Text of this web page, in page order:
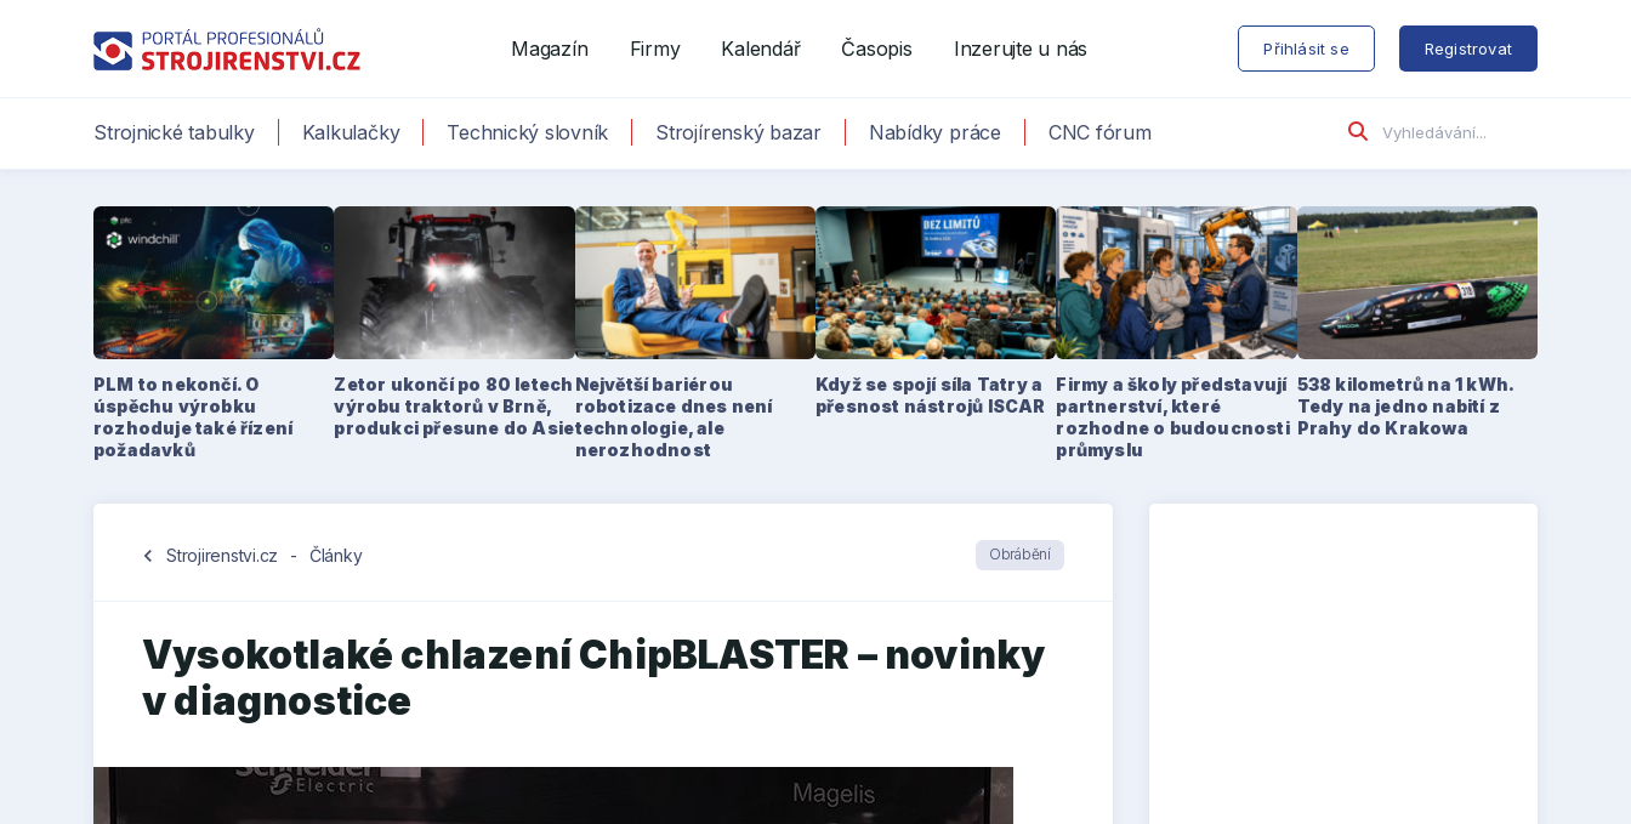
Magazín Firmy Kalendář Časopis Inzerujte u nás Přihlásit se Registrovat
Strojnické tabulky Kalkulačky Technický slovník Strojírenský bazar Nabídky práce CNC fórum
PLM to nekončí. O
úspěchu výrobku
rozhoduje také řízení
požadavků
Zetor ukončí po 80 letech
výrobu traktorů v Brně,
produkci přesune do Asie
Největší bariérou
robotizace dnes není
technologie, ale
nerozhodnost
Když se spojí síla Tatry a
přesnost nástrojů ISCAR
Firmy a školy představují
partnerství, které
rozhodne o budoucnosti
průmyslu
538 kilometrů na 1 kWh.
Tedy na jedno nabití z
Prahy do Krakowa
chevron_left Strojirenstvi.cz - Články Obrábění
Vysokotlaké chlazení ChipBLASTER – novinky
v diagnostice